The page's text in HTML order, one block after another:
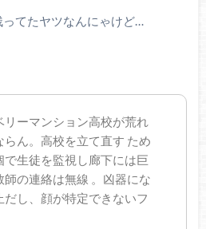
てたヤツなんにゃけど…
リーマンション高校が荒れ
ん。高校を立て直す ため
で生徒を監視し廊下には巨
の連絡は無線 。凶器にな
だし、顔が特定できないフ